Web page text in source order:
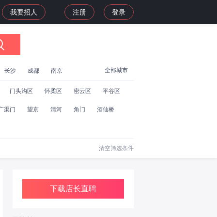
我要招人 注册 登录
长沙 成都 南京 全部城市
门头沟区 怀柔区 密云区 平谷区
渠门 望京 清河 角门 酒仙桥
清空筛选条件
下载店长直聘